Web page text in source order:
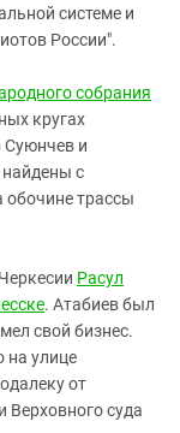
системе и
России".
собрания
кругах
Суюнчев и
с
трассы
Расул
. Атабиев был
свой бизнес.
на улице
от
суда